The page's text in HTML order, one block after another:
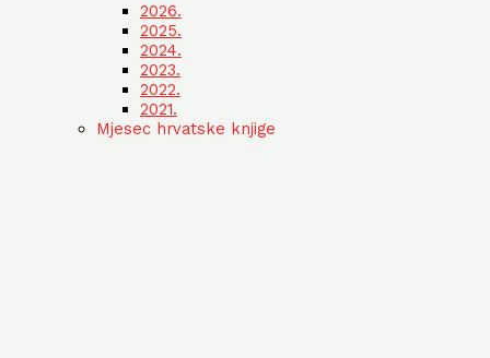
2026.
2025.
2024.
2023.
2022.
2021.
Mjesec hrvatske knjige